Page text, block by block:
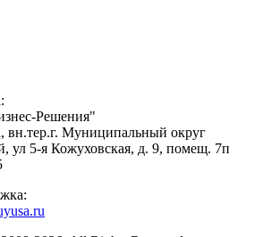
Решения"
вн.тер.г. Муниципальный округ
5-я Кожуховская, д. 9, помещ. 7п